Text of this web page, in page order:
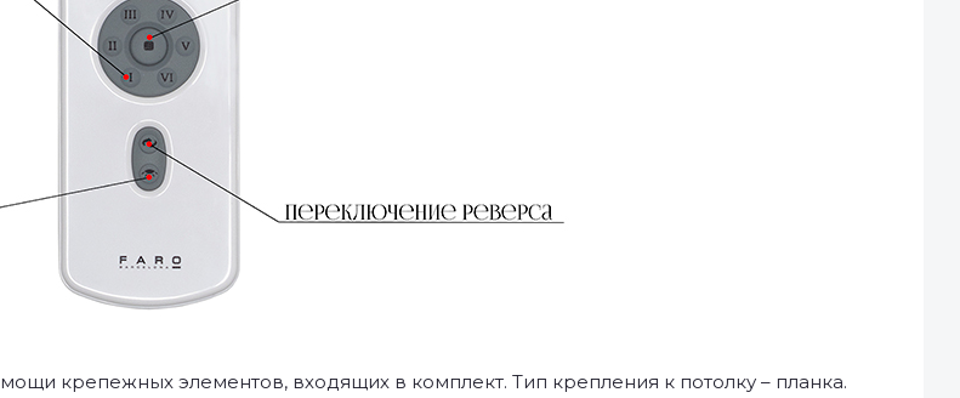
крепежных элементов, входящих в комплект. Тип крепления к потолку – планка.